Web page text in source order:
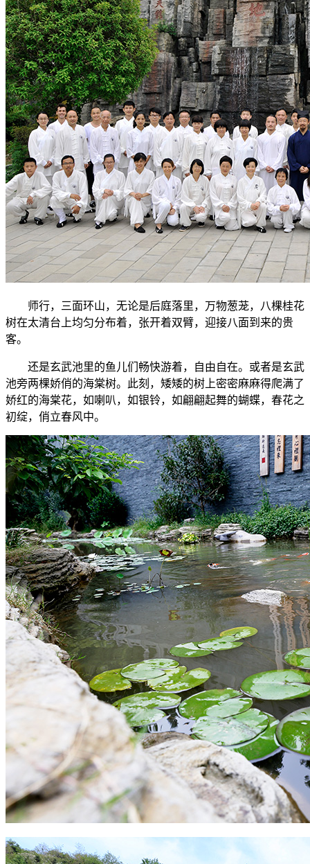
师行，三面环山，无论是后庭落里，万物葱茏，八棵桂花
树在太清台上均匀分布着，张开着双臂，迎接八面到来的贵
客。
还是玄武池里的鱼儿们畅快游着，自由自在。或者是玄武
池旁两棵娇俏的海棠树。此刻，矮矮的树上密密麻麻得爬满了
娇红的海棠花，如喇叭，如银铃，如翩翩起舞的蝴蝶，春花之
初绽，俏立春风中。